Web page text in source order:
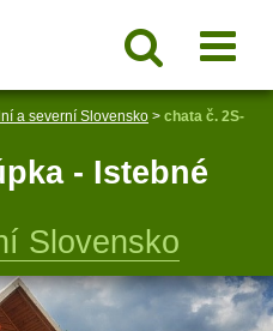
a severní Slovensko > chata č. 2S-
- Istebné
Slovensko